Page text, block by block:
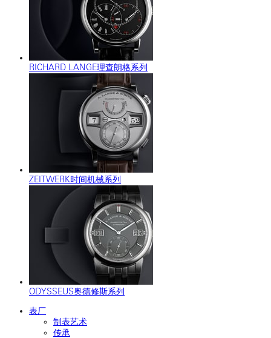
RICHARD LANGE理查朗格系列
ZEITWERK时间机械系列
ODYSSEUS奥德修斯系列
表厂
制表艺术
传承